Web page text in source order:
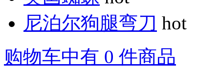
尼泊尔狗腿弯刀 hot
购物车中有 0 件商品